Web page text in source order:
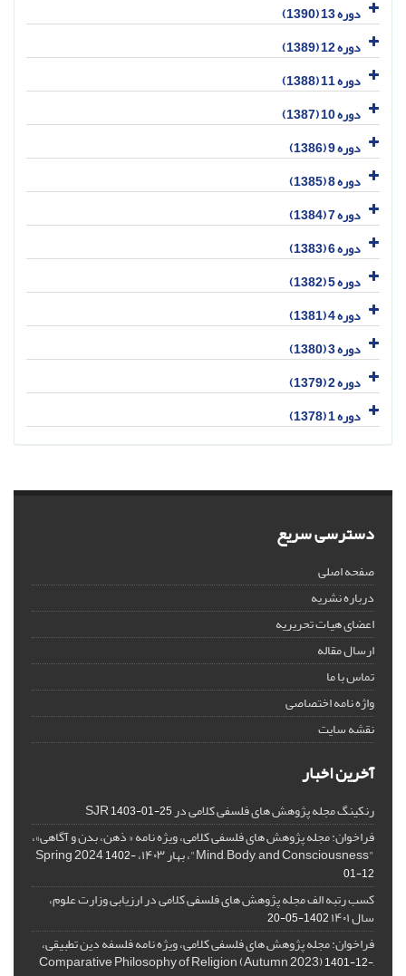
دوره 13 (1390)
دوره 12 (1389)
دوره 11 (1388)
دوره 10 (1387)
دوره 9 (1386)
دوره 8 (1385)
دوره 7 (1384)
دوره 6 (1383)
دوره 5 (1382)
دوره 4 (1381)
دوره 3 (1380)
دوره 2 (1379)
دوره 1 (1378)
دسترسی سریع
صفحه اصلی
درباره نشریه
اعضای هیات تحریریه
ارسال مقاله
تماس با ما
واژه نامه اختصاصی
نقشه سایت
آخرین اخبار
رنکینگ مجله پژوهش های فلسفی کلامی در SJR1403-01-25
فراخوان: مجله پژوهش های فلسفی کلامی، ویژه نامه « ذهن، بدن و آگاهی»،
"Mind, Body, and Consciousness"، بهار ۱۴۰۳، Spring 2024
1402-
01-12
کسب رتبه الف مجله پژوهش های فلسفی کلامی در ارزیابی وزارت علوم،
سال ۱۴۰۱ 1402-05-20
فراخوان: مجله پژوهش های فلسفی کلامی، ویژه نامه فلسفه دین تطبیقی،
,Comparative Philosophy of Religion (Autumn 2023)
1401-12-